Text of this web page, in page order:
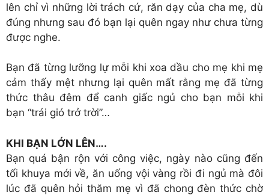
lên chỉ vì những lời trách cứ, răn dạy của cha mẹ, dù
đúng nhưng sau đó bạn lại quên ngay như chưa từng
được nghe.
Bạn đã từng lưỡng lự mỗi khi xoa dầu cho mẹ khi mẹ
cảm thấy mệt nhưng lại quên mất rằng mẹ đã từng
thức thâu đêm để canh giấc ngủ cho bạn mỗi khi
bạn “trái gió trở trời”…
KHI BẠN LỚN LÊN….
Bạn quá bận rộn với công việc, ngày nào cũng đến
tối khuya mới về, ăn uống vội vàng rồi đi ngủ mà đôi
lúc đã quên hỏi thăm mẹ vì đã chong đèn thức chờ